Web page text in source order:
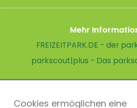
Cookies ermöglichen eine
Mehr
FREIZEITPARK.DE - der
parkscout|plus - Das